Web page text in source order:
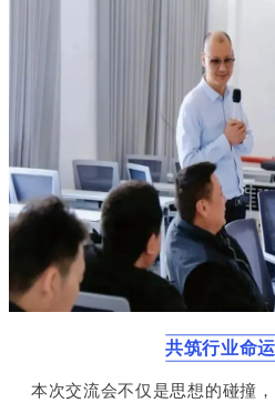
共筑行业命
本次交流会不仅是思想的碰撞